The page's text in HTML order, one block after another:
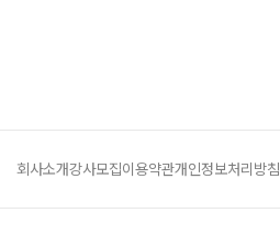
회사소개강사모집이용약관개인정보처리방침